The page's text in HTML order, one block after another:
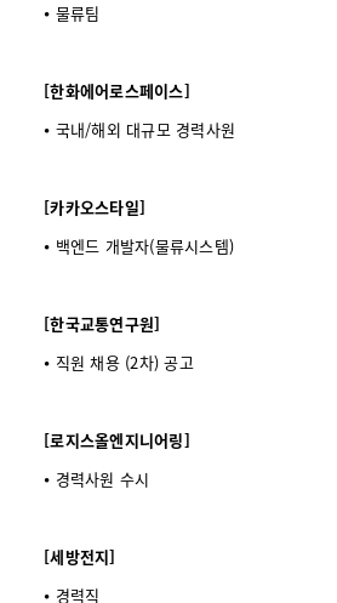
⦁ 물류팀
[한화에어로스페이스]
⦁ 국내/해외 대규모 경력사원
[카카오스타일]
⦁ 백엔드 개발자(물류시스템)
[한국교통연구원]
⦁ 직원 채용 (2차) 공고
[로지스올엔지니어링]
⦁ 경력사원 수시
[세방전지]
⦁ 경력직